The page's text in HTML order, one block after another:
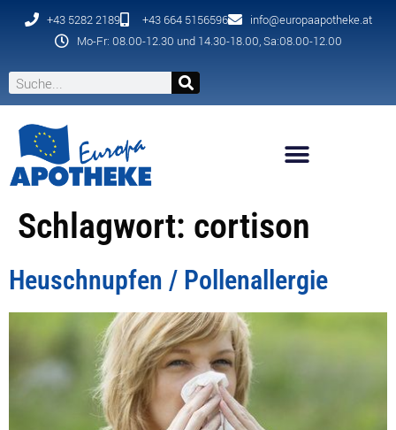
+43 5282 2189 +43 664 5156596
info@europaapotheke.at
Mo-Fr: 08.00-12.30 und 14.30-18.00, Sa:08.00-12.00
Schlagwort: cortison
Heuschnupfen / Pollenallergie